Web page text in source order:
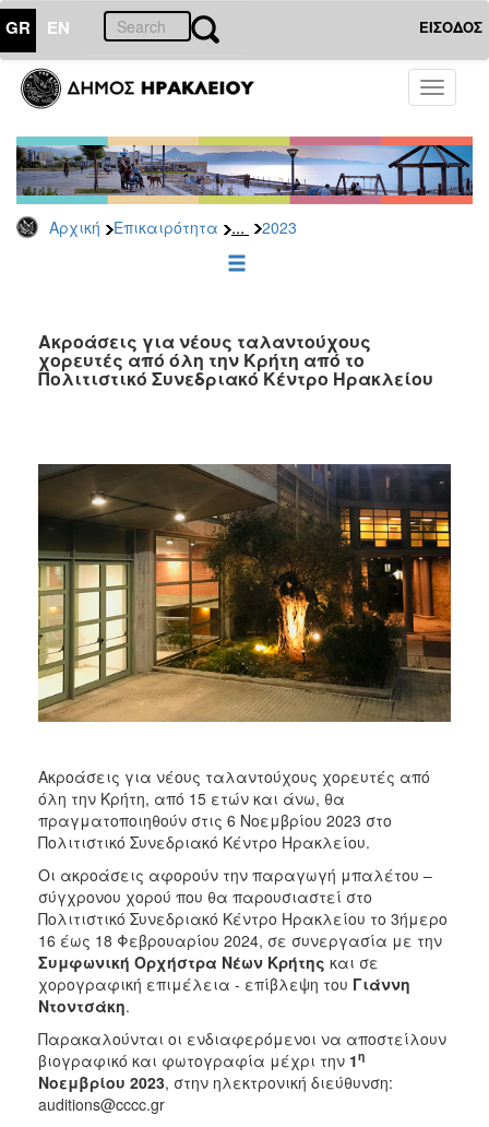
GR EN ΕΙΣΟΔΟΣ
Toggle
Αρχική Επικαιρότητα ... 2023
ΕΠΙΚΑΙΡΟΤΗΤΑ
Τύπου
Αρχείο
2026
2025
2022
2021
2018
2017
2015
2012
2011
2010
ΔΗΜΟΤΗΣ
ΕΠΙΣΚΕΠΤΗΣ
ΗΡΑΚΛΕΙΟ
Ακροάσεις για νέους ταλαντούχους
χορευτές από όλη την Κρήτη από το
Πολιτιστικό Συνεδριακό Κέντρο Ηρακλείου
Ακροάσεις για νέους ταλαντούχους χορευτές από
όλη την Κρήτη, από 15 ετών και άνω, θα
πραγματοποιηθούν στις 6 Νοεμβρίου 2023 στο
Πολιτιστικό Συνεδριακό Κέντρο Ηρακλείου.
Οι ακροάσεις αφορούν την παραγωγή μπαλέτου –
σύγχρονου χορού που θα παρουσιαστεί στο
Πολιτιστικό Συνεδριακό Κέντρο Ηρακλείου το 3ήμερο
16 έως 18 Φεβρουαρίου 2024, σε συνεργασία με την
Συμφωνική Ορχήστρα Νέων Κρήτης και σε
χορογραφική επιμέλεια - επίβλεψη του Γιάννη
Ντοντσάκη.
Παρακαλούνται οι ενδιαφερόμενοι να αποστείλουν
βιογραφικό και φωτογραφία μέχρι την 1η
Νοεμβρίου 2023, στην ηλεκτρονική διεύθυνση:
auditions@cccc.gr